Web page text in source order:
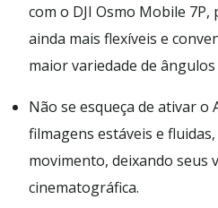
com o DJI Osmo Mobile
ainda mais flexíveis e
maior variedade de
Não se esqueça de ativar
filmagens estáveis e
movimento, deixando seus
cinematográfica.